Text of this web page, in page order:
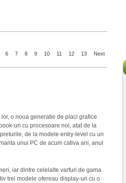
6 7 8 9 10 11 12 13 Next
o noua generatie de placi grafice
uri cu procesoare noi, atat de la
de la modele entry-level cu un
unui PC de acum cativa ani, anul
iar dintre celelalte varfuri de gama
trei modele ofereau display-uri cu o